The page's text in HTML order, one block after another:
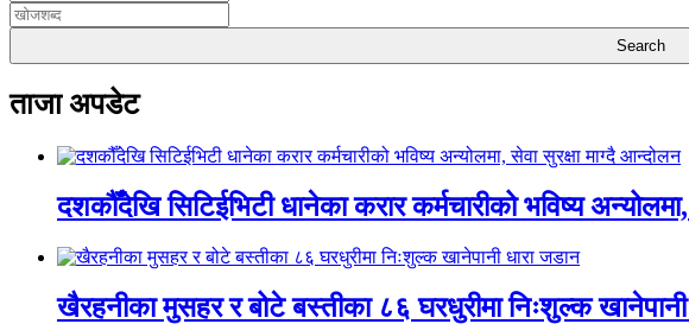
ताजा अपडेट
दशकौँदेखि सिटिईभिटी धानेका करार कर्मचारीको भविष्य
खैरहनीका मुसहर र बोटे बस्तीका ८६ घरधुरीमा निःशुल्क